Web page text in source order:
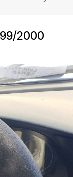
2000